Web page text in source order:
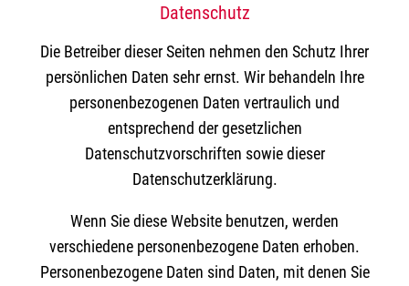
Datenschutz
Die Betreiber dieser Seiten nehmen den Schutz Ihrer
persönlichen Daten sehr ernst. Wir behandeln Ihre
personenbezogenen Daten vertraulich und
entsprechend der gesetzlichen
Datenschutzvorschriften sowie dieser
Datenschutzerklärung.
Wenn Sie diese Website benutzen, werden
verschiedene personenbezogene Daten erhoben.
Personenbezogene Daten sind Daten, mit denen Sie